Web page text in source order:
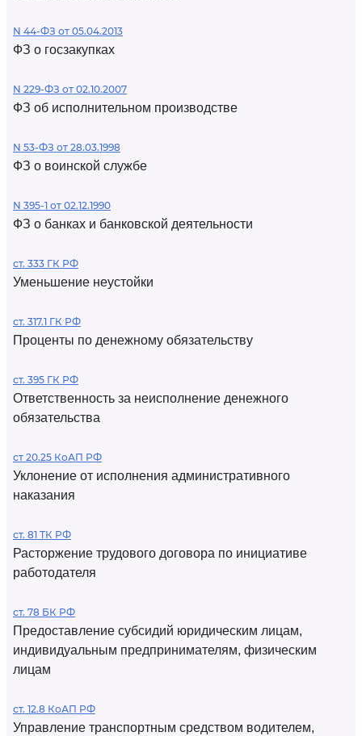
N 44-ФЗ от 05.04.2013
ФЗ о госзакупках
N 229-ФЗ от 02.10.2007
ФЗ об исполнительном производстве
N 53-ФЗ от 28.03.1998
ФЗ о воинской службе
N 395-1 от 02.12.1990
ФЗ о банках и банковской деятельности
ст. 333 ГК РФ
Уменьшение неустойки
ст. 317.1 ГК РФ
Проценты по денежному обязательству
ст. 395 ГК РФ
Ответственность за неисполнение денежного
обязательства
ст 20.25 КоАП РФ
Уклонение от исполнения административного
наказания
ст. 81 ТК РФ
Расторжение трудового договора по инициативе
работодателя
ст. 78 БК РФ
Предоставление субсидий юридическим лицам,
индивидуальным предпринимателям, физическим
лицам
ст. 12.8 КоАП РФ
Управление транспортным средством водителем,